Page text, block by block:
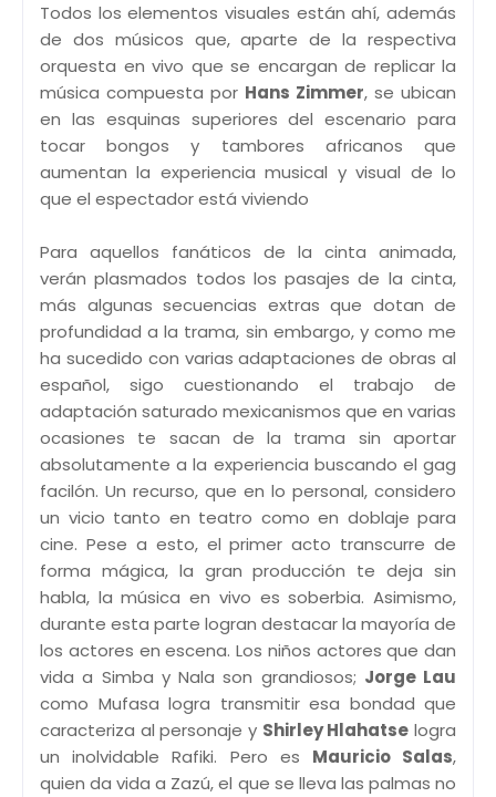
Todos los elementos visuales están ahí, además
de dos músicos que, aparte de la respectiva
orquesta en vivo que se encargan de replicar la
música compuesta por Hans Zimmer, se ubican
en las esquinas superiores del escenario para
tocar bongos y tambores africanos que
aumentan la experiencia musical y visual de lo
que el espectador está viviendo
Para aquellos fanáticos de la cinta animada,
verán plasmados todos los pasajes de la cinta,
más algunas secuencias extras que dotan de
profundidad a la trama, sin embargo, y como me
ha sucedido con varias adaptaciones de obras al
español, sigo cuestionando el trabajo de
adaptación saturado mexicanismos que en varias
ocasiones te sacan de la trama sin aportar
absolutamente a la experiencia buscando el gag
facilón. Un recurso, que en lo personal, considero
un vicio tanto en teatro como en doblaje para
cine. Pese a esto, el primer acto transcurre de
forma mágica, la gran producción te deja sin
habla, la música en vivo es soberbia. Asimismo,
durante esta parte logran destacar la mayoría de
los actores en escena. Los niños actores que dan
vida a Simba y Nala son grandiosos; Jorge Lau
como Mufasa logra transmitir esa bondad que
caracteriza al personaje y Shirley Hlahatse logra
un inolvidable Rafiki. Pero es Mauricio Salas,
quien da vida a Zazú, el que se lleva las palmas no